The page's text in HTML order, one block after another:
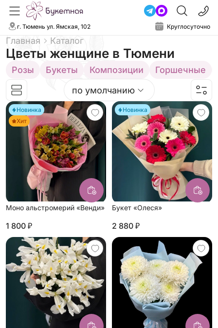
г. Тюмень ул. Ямская, 102 Круглосуточно
Главная Каталог
Цветы женщине в Тюмени
Розы Букеты Композиции Горшечные
по умолчанию
Новинка
Хит
Моно альстромерий «Венди»
1 800 ₽
Новинка
Букет «Олеся»
2 880 ₽